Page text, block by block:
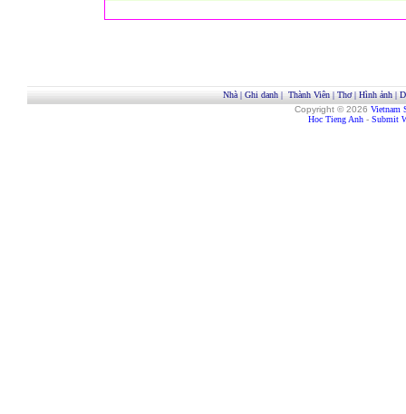
Nhà| Ghi danh| Thành Viên| Thơ| Hình ảnh|
Copyright © 2026 Vietnam
Hoc Tieng Anh - Submit